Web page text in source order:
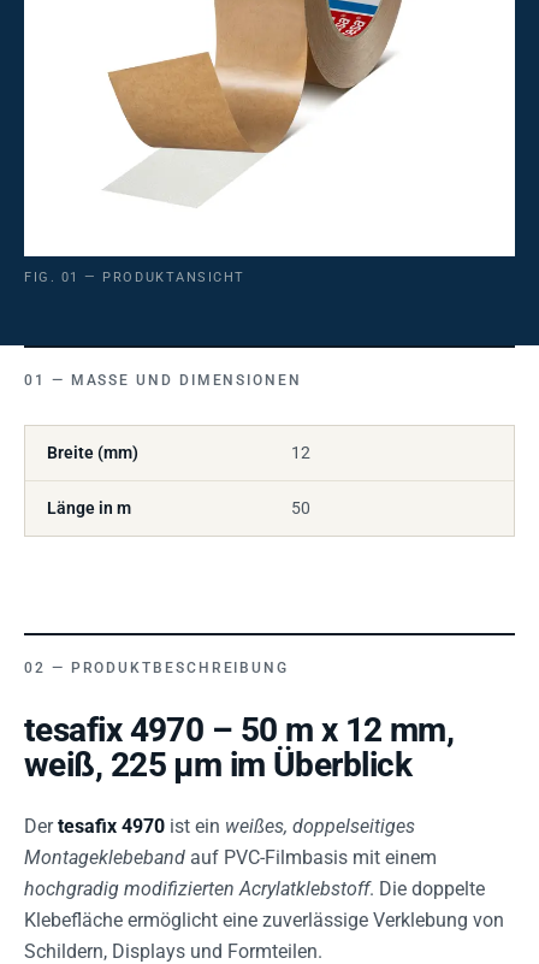
FIG. 01 — PRODUKTANSICHT
MASSE UND DIMENSIONEN
Breite (mm) 12
Länge in m 50
PRODUKTBESCHREIBUNG
tesafix 4970 – 50 m x 12 mm,
weiß, 225 µm im Überblick
Dertesafix 4970 ist ein weißes, doppelseitiges
Montageklebeband auf PVC-Filmbasis mit einem
hochgradig modifizierten Acrylatklebstoff. Die doppelte
Klebefläche ermöglicht eine zuverlässige Verklebung von
Schildern, Displays und Formteilen.